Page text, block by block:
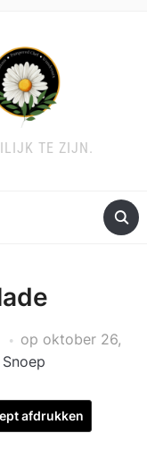
TE ZIJN.
op oktober 26,
Snoep
afdrukken